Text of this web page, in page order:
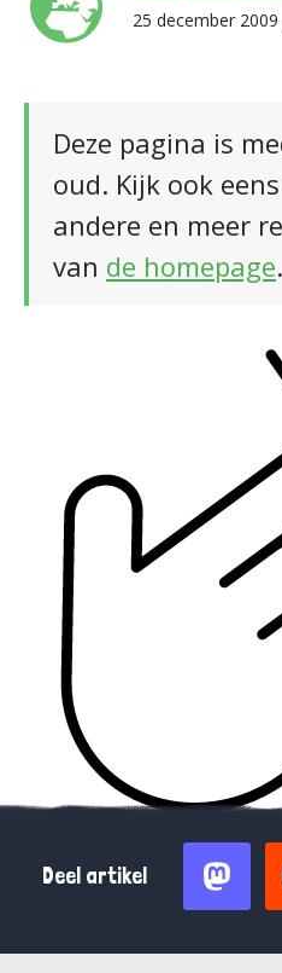
25 december 2009
Deze pagina is
oud. Kijk ook
andere en meer
van de homepage.
Deel artikel